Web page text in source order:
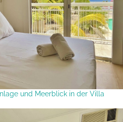
und Meerblick in der Villa